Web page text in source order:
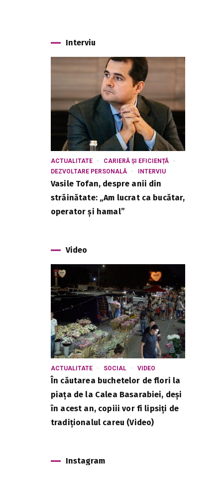
Interviu
ACTUALITATE
CARIERĂ ȘI EFICIENȚĂ
DEZVOLTARE PERSONALĂ
INTERVIU
Vasile Tofan, despre anii din
străinătate: „Am lucrat ca bucătar,
operator și hamal”
Video
ACTUALITATE SOCIAL VIDEO
În căutarea buchetelor de flori la
piața de la Calea Basarabiei, deși
în acest an, copiii vor fi lipsiți de
tradiționalul careu (Video)
Instagram